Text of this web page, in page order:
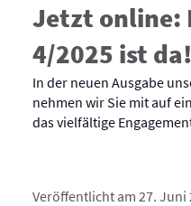
Jetzt online:
4/2025 ist da!
In der neuen Ausgabe
nehmen wir Sie mit auf
das vielfältige
Veröffentlicht am 27. Juni